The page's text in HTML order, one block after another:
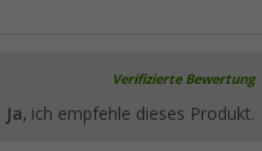
Verifizierte Bewertung
Ja, ich empfehle dieses Produkt.